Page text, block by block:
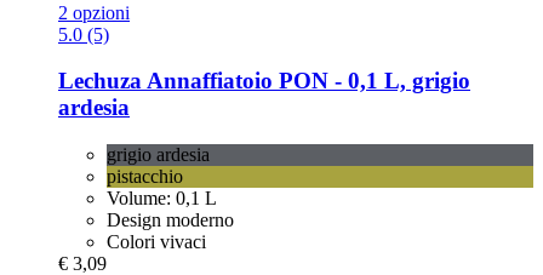
2 opzioni
5.0 (5)
LechuzaAnnaffiatoio PON -​ 0,1 L, grigio
ardesia
grigio ardesia
pistacchio
Volume: 0,1 L
Design moderno
Colori vivaci
€ 3,09